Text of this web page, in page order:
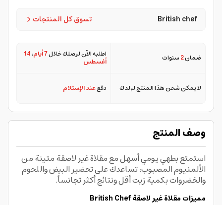
تسوق كل المنتجات British chef
ضمان2سنوات اطلبه الآن ليصلك خلال7 أيام ،14
أغسطس
لا يمكن شحن هذا المنتج لبلدك دفععند الإستلام
وصف المنتج
استمتع بطهي يومي أسهل مع مقلاة غير لاصقة متينة من
الألمنيوم المصبوب، تساعدك على تحضير البيض واللحوم
والخضروات بكمية زيت أقل ونتائج أكثر تجانساً.
مميزات مقلاة غير لاصقة British Chef